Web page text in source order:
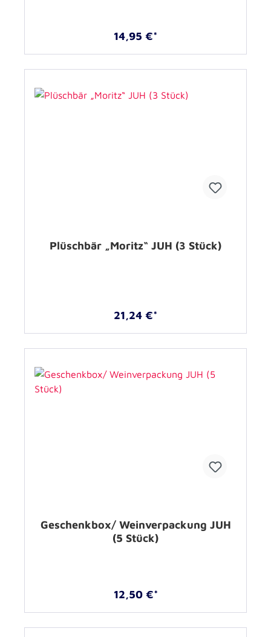
14,95 €*
Plüschbär „Moritz“ JUH (3 Stück)
21,24 €*
Geschenkbox/ Weinverpackung JUH
(5 Stück)
12,50 €*